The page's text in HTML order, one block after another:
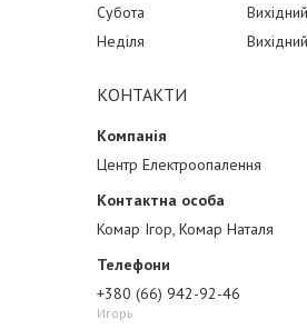
Субота
Вихідний
Неділя
Вихідний
КОНТАКТИ
Центр Електроопалення
Комар Ігор, Комар Наталя
+380 (66) 942-92-46
Игорь